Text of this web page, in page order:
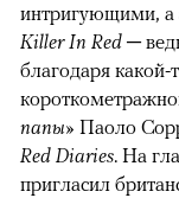
интригующими, а
Killer In Red ─
благодаря
папы» Паоло
Red Diaries. На
пригласил